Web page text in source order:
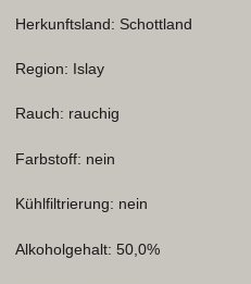
Herkunftsland: Schottland
Region: Islay
Rauch: rauchig
Farbstoff: nein
Kühlfiltrierung: nein
Alkoholgehalt: 50,0%